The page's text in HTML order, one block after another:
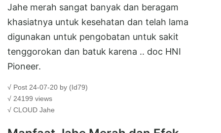
Jahe merah sangat banyak dan beragam
khasiatnya untuk kesehatan dan telah lama
digunakan untuk pengobatan untuk sakit
tenggorokan dan batuk karena .. doc HNI
Pioneer.
√ Post 24-07-20 by (Id79)
√ 24199 views
√ CLOUD Jahe